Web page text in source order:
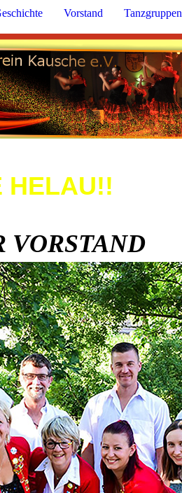
Vorstand Tanzgruppen
VORSTAND